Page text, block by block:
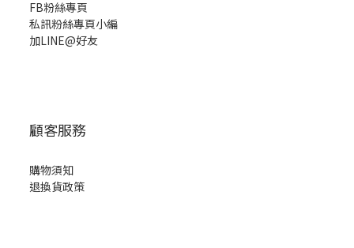
FB粉絲專頁
私訊粉絲專頁小編
加LINE@好友
顧客服務
購物須知
退換貨政策